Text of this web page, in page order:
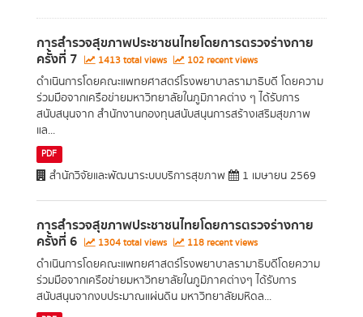
การสำรวจสุขภาพประชาชนไทยโดยการตรวจร่างกาย
ครั้งที่ 7 1413 total views 102 recent views
ดำเนินการโดยคณะแพทยศาสตร์โรงพยาบาลรามาธิบดี โดยความ
ร่วมมือจากเครือข่ายมหาวิทยาลัยในภูมิภาคต่าง ๆ ได้รับการ
สนับสนุนจาก สำนักงานกองทุนสนับสนุนการสร้างเสริมสุขภาพ
แล...
PDF
สำนักวิจัยและพัฒนาระบบบริการสุขภาพ 1 เมษายน 2569
การสำรวจสุขภาพประชาชนไทยโดยการตรวจร่างกาย
ครั้งที่ 6 1304 total views 118 recent views
ดำเนินการโดยคณะแพทยศาสตร์โรงพยาบาลรามาธิบดีโดยความ
ร่วมมือจากเครือข่ายมหาวิทยาลัยในภูมิภาคต่างๆ ได้รับการ
สนับสนุนจากงบประมาณแผ่นดิน มหาวิทยาลัยมหิดล...